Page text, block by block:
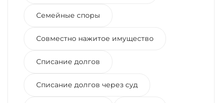
Семейные споры
Совместно нажитое имущество
Списание долгов
Списание долгов через суд